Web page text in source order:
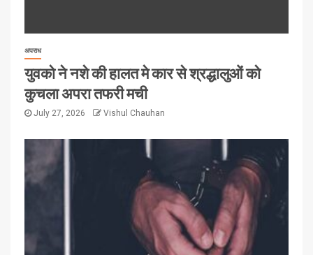
अपराध
युवको ने नशे की हालत मे कार से श्रद्धालुओं को
कुचला अपरा तफरी मची
July 27, 2026 Vishul Chauhan